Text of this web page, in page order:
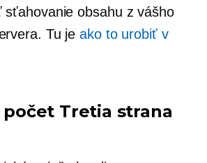
obsahu z vášho
Tu jeako to urobiť v
počet Tretia strana